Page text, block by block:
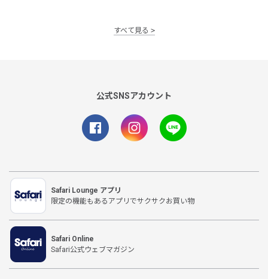
すべて見る
公式SNSアカウント
Safari Lounge アプリ
限定の機能もあるアプリでサクサクお買い物
Safari Online
Safari公式ウェブマガジン